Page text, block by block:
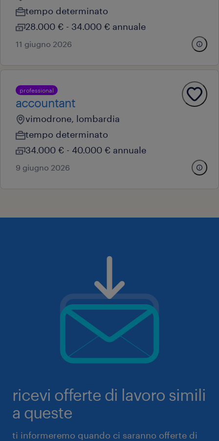
tempo determinato
28.000 € - 34.000 € annuale
11 giugno 2026
professional
accountant
vimodrone, lombardia
tempo determinato
34.000 € - 40.000 € annuale
9 giugno 2026
ricevi offerte di lavoro simili
a queste
ti informeremo quando ci saranno offerte di